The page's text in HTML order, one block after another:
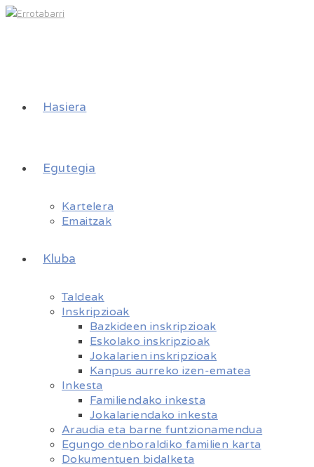
Hasiera
Egutegia
Kartelera
Emaitzak
Kluba
Taldeak
Inskripzioak
Bazkideen inskripzioak
Eskolako inskripzioak
Jokalarien inskripzioak
Kanpus aurreko izen-ematea
Inkesta
Familiendako inkesta
Jokalariendako inkesta
Araudia eta barne funtzionamendua
Egungo denboraldiko familien karta
Dokumentuen bidalketa